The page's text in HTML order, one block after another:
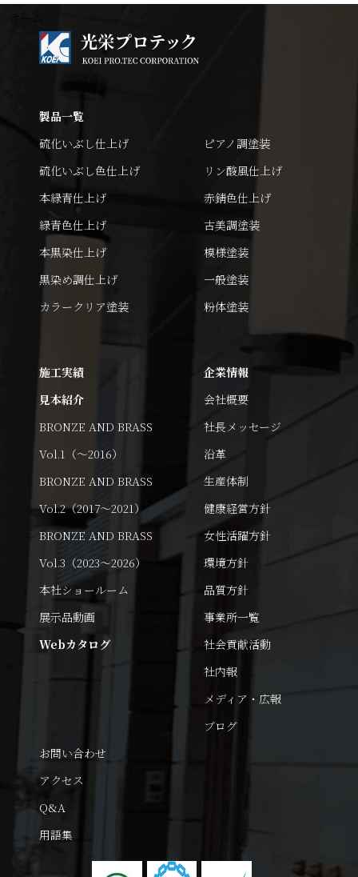
製品一覧
硫化いぶし仕上げ
硫化いぶし色仕上げ
本緑青仕上げ
緑青色仕上げ
本黒染仕上げ
黒染め調仕上げ
カラークリア塗装
ピアノ調塗装
リン酸風仕上げ
赤錆色仕上げ
古美調塗装
模様塗装
一般塗装
粉体塗装
施工実績
見本紹介
BRONZE AND BRASS
Vol.1（～2016）
BRONZE AND BRASS
Vol.2（2017～2021）
BRONZE AND BRASS
Vol.3（2023～2026）
本社ショールーム
展示品動画
Webカタログ
企業情報
会社概要
社長メッセージ
沿革
生産体制
健康経営方針
女性活躍方針
環境方針
品質方針
事業所一覧
社会貢献活動
社内報
メディア・広報
ブログ
お問い合わせ
アクセス
Q&A
用語集